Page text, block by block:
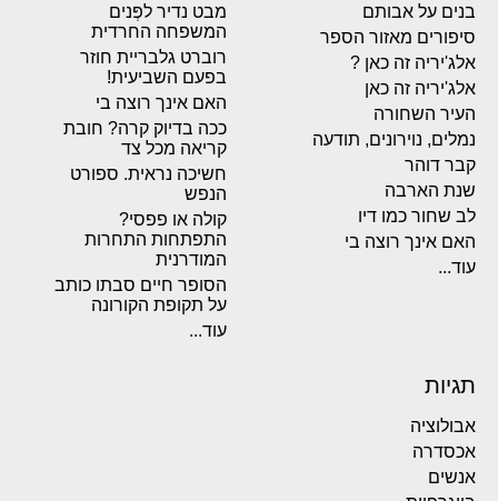
בנים על אבותם
סיפורים מאזור הספר
אלג'יריה זה כאן ?
אלג'יריה זה כאן
העיר השחורה
נמלים, נוירונים, תודעה
קבר דוהר
שנת הארבה
לב שחור כמו דיו
האם אינך רוצה בי
עוד...
מבט נדיר לפְּנים
המשפחה החרדית
רוברט גלבריית חוזר
בפעם השביעית!
האם אינך רוצה בי
ככה בדיוק קרה? חובת
קריאה מכל צד
חשיכה נראית. ספורט
הנפש
קולה או פפסי?
התפתחות התחרות
המודרנית
הסופר חיים סבתו כותב
על תקופת הקורונה
עוד...
תגיות
אבולוציה
אכסדרה
אנשים